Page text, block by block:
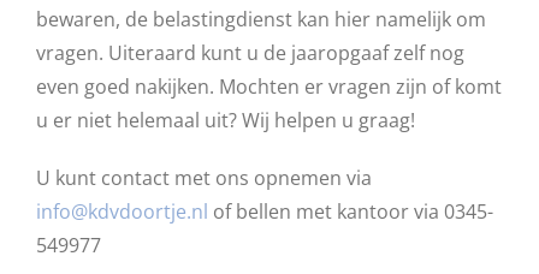
bewaren, de belastingdienst kan hier namelijk om
vragen. Uiteraard kunt u de jaaropgaaf zelf nog
even goed nakijken. Mochten er vragen zijn of komt
u er niet helemaal uit? Wij helpen u graag!
U kunt contact met ons opnemen via
info@kdvdoortje.nl of bellen met kantoor via 0345-
549977